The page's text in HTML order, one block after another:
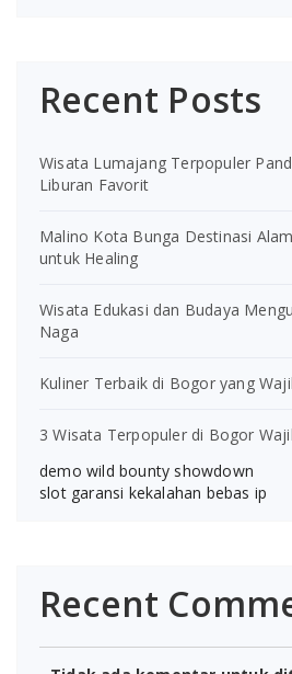
Recent Posts
Wisata Lumajang Terpopuler
Liburan Favorit
Malino Kota Bunga Destinasi
untuk Healing
Wisata Edukasi dan Budaya
Naga
Kuliner Terbaik di Bogor yang
3 Wisata Terpopuler di Bogor
demo wild bounty showdown
slot garansi kekalahan bebas ip
Recent